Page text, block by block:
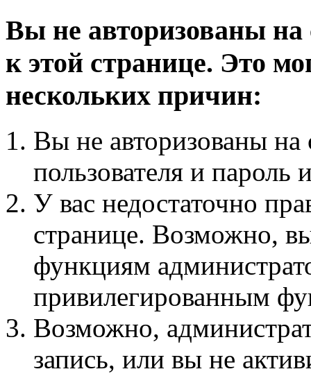
Вы не авторизованы на
к этой странице. Это
нескольких причин:
Вы не авторизованы на
пользователя и пароль
У вас недостаточно
странице. Возможно,
функциям
привилегированным
Возможно,
запись, или вы не